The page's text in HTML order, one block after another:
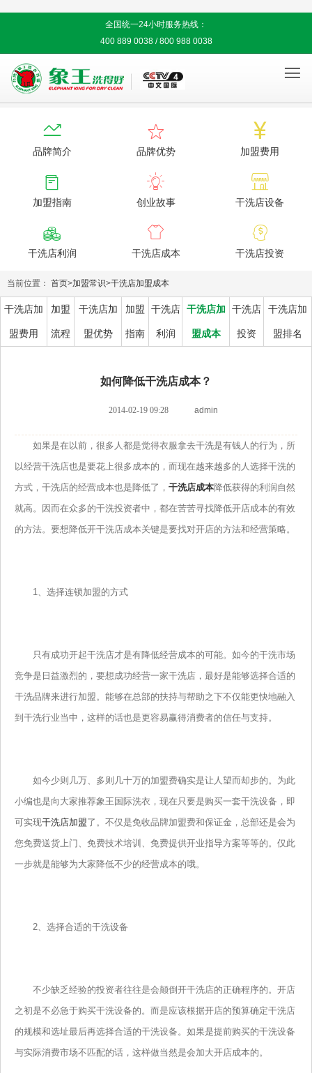
全国统一24小时服务热线：
400 889 0038 / 800 988 0038


品牌简介

品牌优势

加盟费用

加盟指南

创业故事

干洗店设备

干洗店利润

干洗店成本

干洗店投资
当前位置： 首页>加盟常识>干洗店加盟成本
干洗店加
盟费用
加盟
流程
干洗店加
盟优势
加盟
指南
干洗店
利润
干洗店加
盟成本
干洗店
投资
干洗店加
盟排名
如何降低干洗店成本？
2014-02-19 09:28 admin
如果是在以前，很多人都是觉得衣服拿去干洗是有钱人的行为，所
以经营干洗店也是要花上很多成本的，而现在越来越多的人选择干洗的
方式，干洗店的经营成本也是降低了， 干洗店成本降低获得的利润自然
就高。因而在众多的干洗投资者中，都在苦苦寻找降低开店成本的有效
的方法。要想降低开干洗店成本关键是要找对开店的方法和经营策略。
1、选择连锁加盟的方式
只有成功开起干洗店才是有降低经营成本的可能。如今的干洗市场
竞争是日益激烈的，要想成功经营一家干洗店，最好是能够选择合适的
干洗品牌来进行加盟。能够在总部的扶持与帮助之下不仅能更快地融入
到干洗行业当中，这样的话也是更容易赢得消费者的信任与支持。
如今少则几万、多则几十万的加盟费确实是让人望而却步的。为此
小编也是向大家推荐象王国际洗衣，现在只要是购买一套干洗设备，即
可实现干洗店加盟了。不仅是免收品牌加盟费和保证金，总部还是会为
您免费送货上门、免费技术培训、免费提供开业指导方案等等的。仅此
一步就是能够为大家降低不少的经营成本的哦。
2、选择合适的干洗设备
不少缺乏经验的投资者往往是会颠倒开干洗店的正确程序的。开店
之初是不必急于购买干洗设备的。而是应该根据开店的预算确定干洗店
的规模和选址最后再选择合适的干洗设备。如果是提前购买的干洗设备
与实际消费市场不匹配的话，这样做当然是会加大开店成本的。